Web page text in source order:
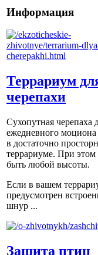
Информация
Террариум
черепахи
Сухопутная черепаха
ежедневного моциона
в достаточно
террариуме. При
быть любой высоты.
Если в вашем
предусмотрен
шнур ...
Защита птиц